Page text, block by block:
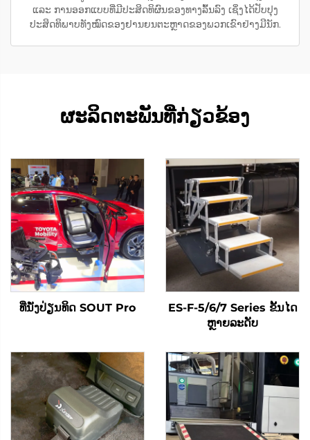
ແລະ ການອອກແບບທີ່ມີປະສິດທິຜົນຂອງທາງລົ້ນລົງ ເຊິ່ງໄດ້ປັບປຸງ
ປະສິດທິພາບທັງໝົດຂອງຢານຍນຕະຫຼາດຂອງພວກເຂົາຢ່າງມີນັກ.
ຜະລິດຕະພັນທີ່ກ່ຽວຂ້ອງ
ທີ່ນັ່ງປ່ຽນທິດ SOUT Pro
ES-F-5/6/7 Series ຂັ້ນໄດ
ຫຼາຍລະດັບ